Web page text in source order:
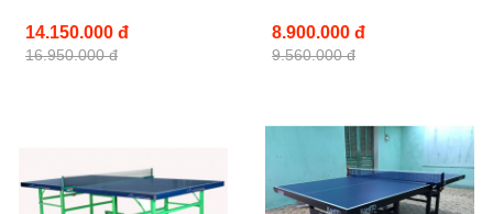
14.150.000 đ
16.950.000 đ
8.900.000 đ
9.560.000 đ